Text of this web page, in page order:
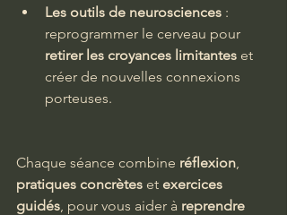
Les outils de neurosciences :
reprogrammer le cerveau pour
retirer les croyances limitantes et
créer de nouvelles connexions
porteuses.
Chaque séance combine réflexion
pratiques concrètes et exercices
guidés , pour vous aider à reprendre